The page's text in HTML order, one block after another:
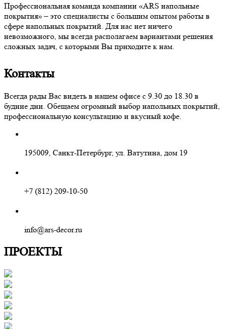
Профессиональная команда компании «ARS напольные
покрытия» – это специалисты с большим опытом работы в
сфере напольных покрытий. Для нас нет ничего
невозможного, мы всегда располагаем вариантами решения
сложных задач, с которыми Вы приходите к нам.
Контакты
Всегда рады Вас видеть в нашем офисе с 9.30 до 18.30 в
будние дни. Обещаем огромный выбор напольных покрытий,
профессиональную консультацию и вкусный кофе.
195009, Санкт-Петербург, ул. Ватутина, дом 19
+7 (812) 209-10-50
info@ars-decor.ru
ПРОЕКТЫ